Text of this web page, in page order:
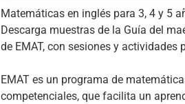
Matemáticas en inglés para 3, 4 y 5
Descarga muestras de la Guía del
de EMAT, con sesiones y actividades
EMAT es un programa de
competenciales, que facilita un